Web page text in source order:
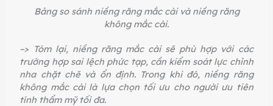
Bảng so sánh niềng răng mắc cài và niềng răng
không mắc cài.
–> Tóm lại, niềng răng mắc cài sẽ phù hợp với các
trường hợp sai lệch phức tạp, cần kiểm soát lực chỉnh
nha chặt chẽ và ổn định. Trong khi đó, niềng răng
không mắc cài là lựa chọn tối ưu cho người ưu tiên
tính thẩm mỹ tối đa.